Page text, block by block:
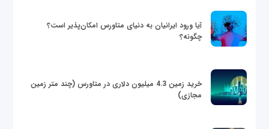
آیا ورود ایرانیان به دنیای متاورس امکان‌پذیر است؟
چگونه؟
خرید زمین 4.3 میلیون دلاری در متاورس (چند متر زمین
مجازی)